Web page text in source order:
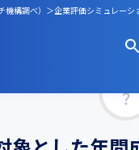
調べ）＞企業評価シミュレ